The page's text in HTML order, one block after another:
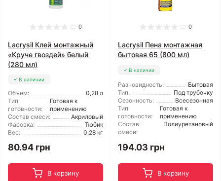
0
Lacrysil Клей монтажный
«Круче гвоздей» белый
(280 мл)
В наличии
Объем:
0,28 л
Тип
готовности:
Готовая к
применению
Состав смеси:
Акриловый
Фасовка:
Тюбик
Вес:
0,28 кг
80.94 грн
В корзину
0
Lacrysil Пена монтажная
бытовая 65 (800 мл)
В наличии
Разновидность:
Бытовая
Тип:
Под трубочку
Сезонность:
Всесезонная
Тип
готовности:
Готовая к
применению
Состав
смеси:
Полиуретановый
194.03 грн
В корзину